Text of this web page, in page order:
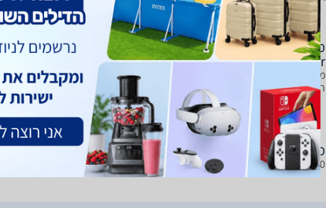
מסיר איפור | עמיד במים | מתאים לעור רגיש | 400 מ"ל גרנייה |
Garnier
מים מיסלריים דו פאזים מסיר איפור עמיד במים ללא צורך בשפשוף מתאים לעור
רגיש מתאים לפנים ולעיניים מכיל: 400מל
מים מיסלריים דו פאזיים
400 מ''ל